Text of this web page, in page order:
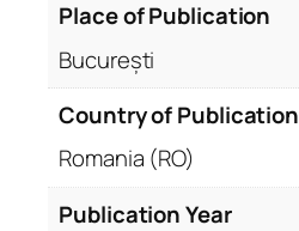
i
Place of Publication
București
Country of Publication
Romania (RO)
Publication Year